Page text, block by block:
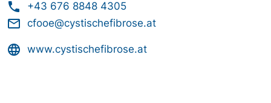
phone +43 676 8848 4305
mail_outline cfooe@cystischefibrose.at
language www.cystischefibrose.at